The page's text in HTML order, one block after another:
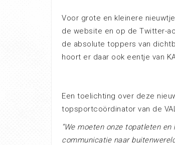
Voor grote en kleinere
de website en op de Twitter-
de absolute toppers van
hoort er daar ook eentje van
Een toelichting over deze
topsportcoördinator van de
“We moeten onze topatleten
communicatie naar